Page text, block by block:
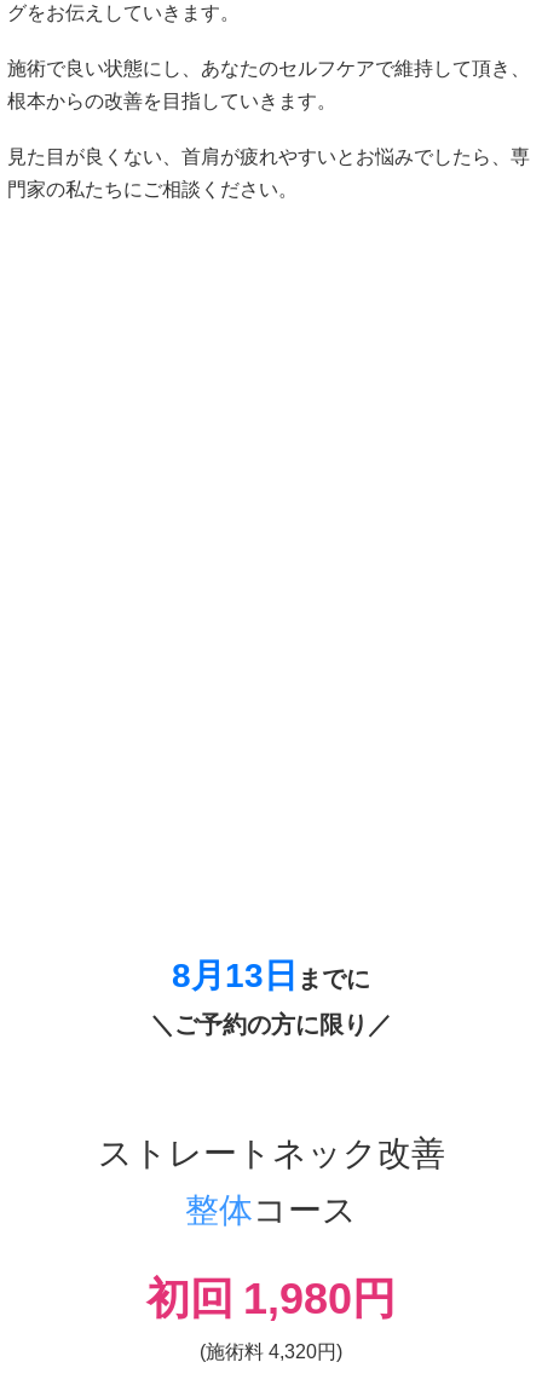
グをお伝えしていきます。
施術で良い状態にし、あなたのセルフケアで維持して頂き、
根本からの改善を目指していきます。
見た目が良くない、首肩が疲れやすいとお悩みでしたら、専
門家の私たちにご相談ください。
8月13 日 までに
＼ご予約の方に限り／
ストレートネック改善
整体コース
初回 1,980円
(施術料 4,320円)